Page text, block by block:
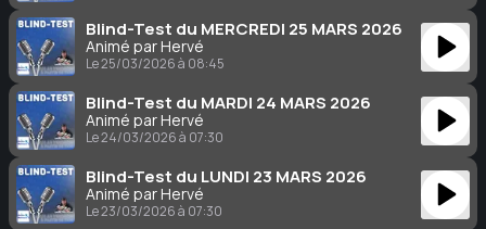
Blind-Test du MERCREDI 25 MARS 2026
Animé par Hervé
Le 25/03/2026 à 08:45
Blind-Test du MARDI 24 MARS 2026
Animé par Hervé
Le 24/03/2026 à 07:30
Blind-Test du LUNDI 23 MARS 2026
Animé par Hervé
Le 23/03/2026 à 07:30